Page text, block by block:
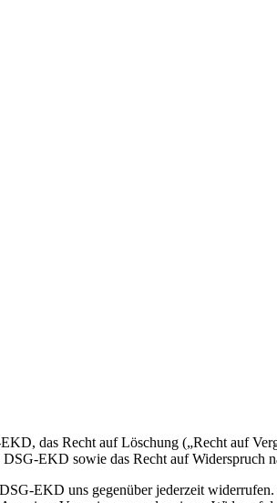
das Recht auf Löschung („Recht auf
EKD sowie das Recht auf Widerspruch
EKD uns gegenüber jederzeit